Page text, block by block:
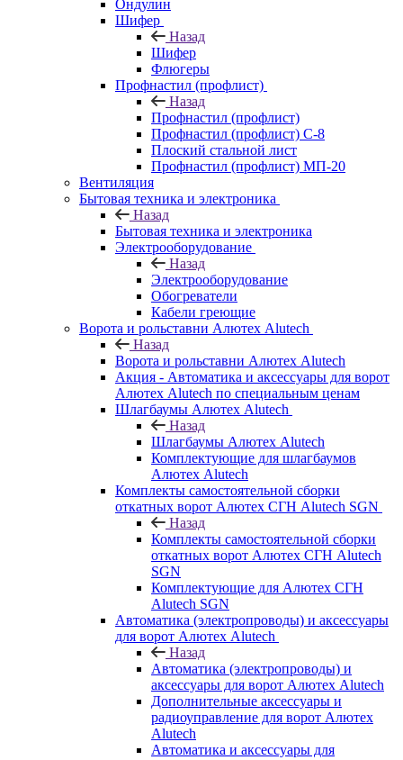
Ондулин
Шифер
Назад
Шифер
Флюгеры
Профнастил (профлист)
Назад
Профнастил (профлист)
Профнастил (профлист) С-8
Плоский стальной лист
Профнастил (профлист) МП-20
Вентиляция
Бытовая техника и электроника
Назад
Бытовая техника и электроника
Электрооборудование
Назад
Электрооборудование
Обогреватели
Кабели греющие
Ворота и рольставни Алютех Alutech
Назад
Ворота и рольставни Алютех Alutech
Акция - Автоматика и аксессуары для ворот
Алютех Alutech по специальным ценам
Шлагбаумы Алютех Alutech
Назад
Шлагбаумы Алютех Alutech
Комплектующие для шлагбаумов
Алютех Alutech
Комплекты самостоятельной сборки
откатных ворот Алютех СГН Alutech SGN
Назад
Комплекты самостоятельной сборки
откатных ворот Алютех СГН Alutech
SGN
Комплектующие для Алютех СГН
Alutech SGN
Автоматика (электропроводы) и аксессуары
для ворот Алютех Alutech
Назад
Автоматика (электропроводы) и
аксессуары для ворот Алютех Alutech
Дополнительные аксессуары и
радиоуправление для ворот Алютех
Alutech
Автоматика и аксессуары для